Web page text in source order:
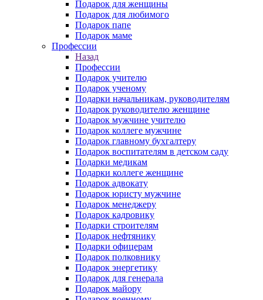
Подарок для женщины
Подарок для любимого
Подарок папе
Подарок маме
Профессии
Назад
Профессии
Подарок учителю
Подарок ученому
Подарки начальникам, руководителям
Подарок руководителю женщине
Подарок мужчине учителю
Подарок коллеге мужчине
Подарок главному бухгалтеру
Подарок воспитателям в детском саду
Подарки медикам
Подарки коллеге женщине
Подарок адвокату
Подарок юристу мужчине
Подарок менеджеру
Подарок кадровику
Подарки строителям
Подарок нефтянику
Подарки офицерам
Подарок полковнику
Подарок энергетику
Подарок для генерала
Подарок майору